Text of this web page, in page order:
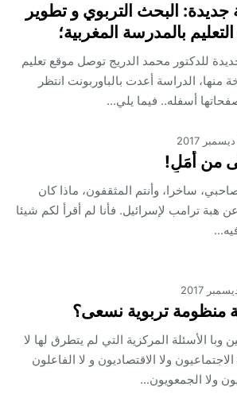
جديدة: البحث التربوي و تطوير
بالمدرسة المغربية؛
الدريج..
للدكتور محمد الدريج توصل موقع تعليم
منها، الدراسة أعدت بالباوربونت انتظر
أسفله.. فيما يلي...
من أمَلٍ!
ساخرا، وأنتم المثقفون، ماذا كان
هبة ترامب لإسرائيل. فأنا لم أقرأ لكم شيئا
منظومة تربوية نسعى؟
وبا الأسئلة المركزية التي لم يتطرق لها لا
ولا الاقتصاديون و لا الفاعلون
ولا الجمعويون...